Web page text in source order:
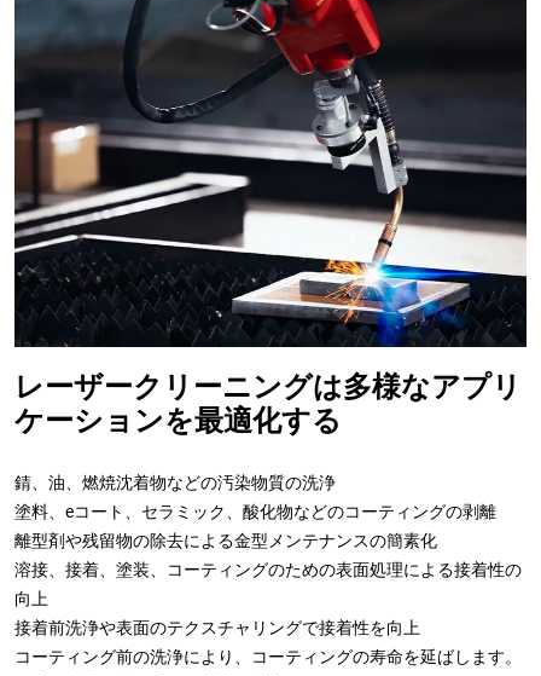
レーザークリーニングは多様なアプリ
ケーションを最適化する
錆、油、燃焼沈着物などの汚染物質の洗浄
塗料、eコート、セラミック、酸化物などのコーティングの剥離
離型剤や残留物の除去による金型メンテナンスの簡素化
溶接、接着、塗装、コーティングのための表面処理による接着性の
向上
接着前洗浄や表面のテクスチャリングで接着性を向上
コーティング前の洗浄により、コーティングの寿命を延ばします。